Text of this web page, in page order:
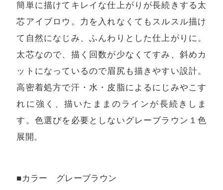
簡単に描けてキレイな仕上がりが長続きする太
芯アイブロウ。力を入れなくてもスルスル描け
て自然になじみ、ふんわりとした仕上がりに。
太芯なので、描く回数が少なくてすみ、斜めカ
ットになっているので眉尻も描きやすい設計。
高密着処方で汗・水・皮脂によるにじみやこす
れに強く、描いたままのラインが長続きしま
す。色選びを必要としないグレーブラウン１色
展開。
■カラー グレーブラウン